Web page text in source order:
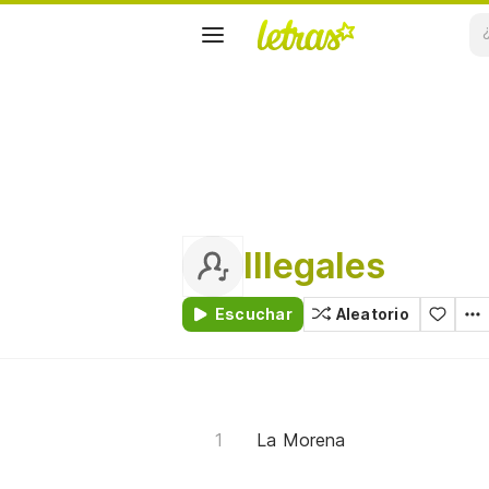
Illegales
Escuchar Aleatorio
La Morena